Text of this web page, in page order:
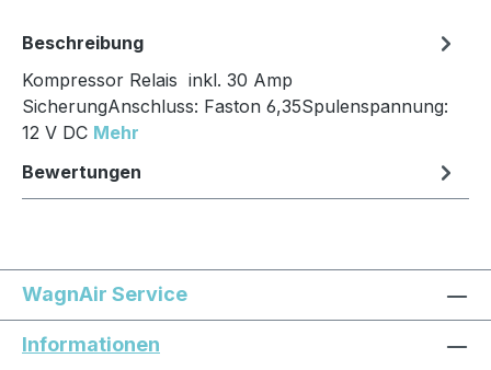
Beschreibung
Kompressor Relais inkl. 30 Amp
SicherungAnschluss: Faston 6,35Spulenspannung:
12 V DC Mehr
Bewertungen
WagnAir Service
Informationen